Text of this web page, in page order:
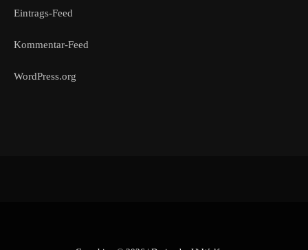
Eintrags-Feed
Kommentar-Feed
WordPress.org